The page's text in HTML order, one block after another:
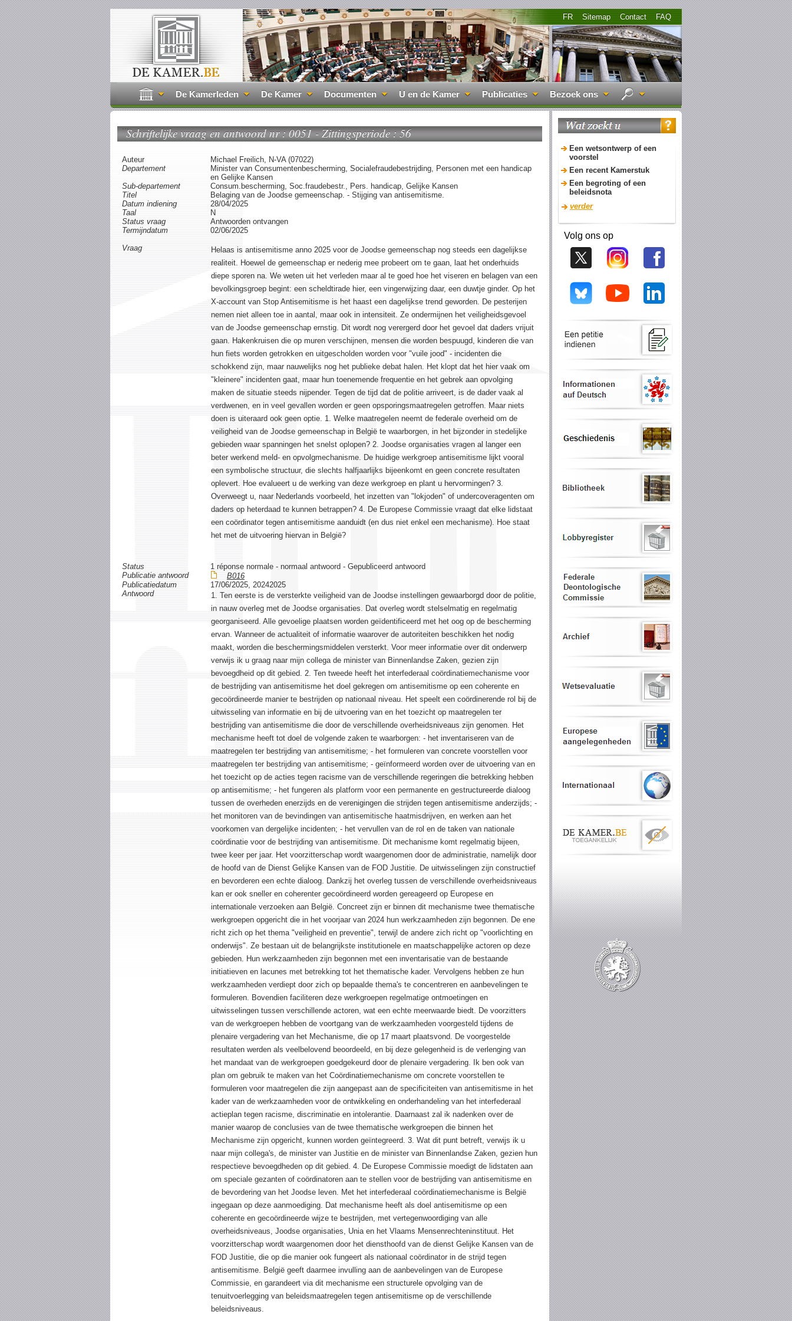
FAQ
Contact
Sitemap
FR
De Kamerleden De Kamer Documenten U en de Kamer Publicaties Bezoek ons
...Schriftelijke vraag en antwoord nr : 0051 - Zittingsperiode : 56
Auteur
Michael Freilich, N-VA (07022)
Departement
Minister van Consumentenbescherming, Socialefraudebestrijding, Personen met een handicap
en Gelijke Kansen
Sub-departement
Consum.bescherming, Soc.fraudebestr., Pers. handicap, Gelijke Kansen
Titel
Belaging van de Joodse gemeenschap. - Stijging van antisemitisme.
Datum indiening
28/04/2025
Taal
N
Status vraag
Antwoorden ontvangen
Termijndatum
02/06/2025
Vraag
Helaas is antisemitisme anno 2025 voor de Joodse gemeenschap nog steeds een dagelijkse
realiteit. Hoewel de gemeenschap er nederig mee probeert om te gaan, laat het onderhuids
diepe sporen na. We weten uit het verleden maar al te goed hoe het viseren en belagen van een
bevolkingsgroep begint: een scheldtirade hier, een vingerwijzing daar, een duwtje ginder. Op het
X-account van Stop Antisemitisme is het haast een dagelijkse trend geworden. De pesterijen
nemen niet alleen toe in aantal, maar ook in intensiteit. Ze ondermijnen het veiligheidsgevoel
van de Joodse gemeenschap ernstig. Dit wordt nog verergerd door het gevoel dat daders vrijuit
gaan. Hakenkruisen die op muren verschijnen, mensen die worden bespuugd, kinderen die van
hun fiets worden getrokken en uitgescholden worden voor "vuile jood" - incidenten die
schokkend zijn, maar nauwelijks nog het publieke debat halen. Het klopt dat het hier vaak om
"kleinere" incidenten gaat, maar hun toenemende frequentie en het gebrek aan opvolging
maken de situatie steeds nijpender. Tegen de tijd dat de politie arriveert, is de dader vaak al
verdwenen, en in veel gevallen worden er geen opsporingsmaatregelen getroffen. Maar niets
doen is uiteraard ook geen optie. 1. Welke maatregelen neemt de federale overheid om de
veiligheid van de Joodse gemeenschap in België te waarborgen, in het bijzonder in stedelijke
gebieden waar spanningen het snelst oplopen? 2. Joodse organisaties vragen al langer een
beter werkend meld- en opvolgmechanisme. De huidige werkgroep antisemitisme lijkt vooral
een symbolische structuur, die slechts halfjaarlijks bijeenkomt en geen concrete resultaten
oplevert. Hoe evalueert u de werking van deze werkgroep en plant u hervormingen? 3.
Overweegt u, naar Nederlands voorbeeld, het inzetten van "lokjoden" of undercoveragenten om
daders op heterdaad te kunnen betrappen? 4. De Europese Commissie vraagt dat elke lidstaat
een coördinator tegen antisemitisme aanduidt (en dus niet enkel een mechanisme). Hoe staat
het met de uitvoering hiervan in België?
Status
1 réponse normale - normaal antwoord - Gepubliceerd antwoord
Publicatie antwoord
B016
Publicatiedatum
17/06/2025, 20242025
Antwoord
1. Ten eerste is de versterkte veiligheid van de Joodse instellingen gewaarborgd door de politie,
in nauw overleg met de Joodse organisaties. Dat overleg wordt stelselmatig en regelmatig
georganiseerd. Alle gevoelige plaatsen worden geïdentificeerd met het oog op de bescherming
ervan. Wanneer de actualiteit of informatie waarover de autoriteiten beschikken het nodig
maakt, worden die beschermingsmiddelen versterkt. Voor meer informatie over dit onderwerp
verwijs ik u graag naar mijn collega de minister van Binnenlandse Zaken, gezien zijn
bevoegdheid op dit gebied. 2. Ten tweede heeft het interfederaal coördinatiemechanisme voor
de bestrijding van antisemitisme het doel gekregen om antisemitisme op een coherente en
gecoördineerde manier te bestrijden op nationaal niveau. Het speelt een coördinerende rol bij de
uitwisseling van informatie en bij de uitvoering van en het toezicht op maatregelen ter
bestrijding van antisemitisme die door de verschillende overheidsniveaus zijn genomen. Het
mechanisme heeft tot doel de volgende zaken te waarborgen: - het inventariseren van de
maatregelen ter bestrijding van antisemitisme; - het formuleren van concrete voorstellen voor
maatregelen ter bestrijding van antisemitisme; - geïnformeerd worden over de uitvoering van en
het toezicht op de acties tegen racisme van de verschillende regeringen die betrekking hebben
op antisemitisme; - het fungeren als platform voor een permanente en gestructureerde dialoog
tussen de overheden enerzijds en de verenigingen die strijden tegen antisemitisme anderzijds; -
het monitoren van de bevindingen van antisemitische haatmisdrijven, en werken aan het
voorkomen van dergelijke incidenten; - het vervullen van de rol en de taken van nationale
coördinatie voor de bestrijding van antisemitisme. Dit mechanisme komt regelmatig bijeen,
twee keer per jaar. Het voorzitterschap wordt waargenomen door de administratie, namelijk door
de hoofd van de Dienst Gelijke Kansen van de FOD Justitie. De uitwisselingen zijn constructief
en bevorderen een echte dialoog. Dankzij het overleg tussen de verschillende overheidsniveaus
kan er ook sneller en coherenter gecoördineerd worden gereageerd op Europese en
internationale verzoeken aan België. Concreet zijn er binnen dit mechanisme twee thematische
werkgroepen opgericht die in het voorjaar van 2024 hun werkzaamheden zijn begonnen. De ene
richt zich op het thema "veiligheid en preventie", terwijl de andere zich richt op "voorlichting en
onderwijs". Ze bestaan uit de belangrijkste institutionele en maatschappelijke actoren op deze
gebieden. Hun werkzaamheden zijn begonnen met een inventarisatie van de bestaande
initiatieven en lacunes met betrekking tot het thematische kader. Vervolgens hebben ze hun
werkzaamheden verdiept door zich op bepaalde thema's te concentreren en aanbevelingen te
formuleren. Bovendien faciliteren deze werkgroepen regelmatige ontmoetingen en
uitwisselingen tussen verschillende actoren, wat een echte meerwaarde biedt. De voorzitters
van de werkgroepen hebben de voortgang van de werkzaamheden voorgesteld tijdens de
plenaire vergadering van het Mechanisme, die op 17 maart plaatsvond. De voorgestelde
resultaten werden als veelbelovend beoordeeld, en bij deze gelegenheid is de verlenging van
het mandaat van de werkgroepen goedgekeurd door de plenaire vergadering. Ik ben ook van
plan om gebruik te maken van het Coördinatiemechanisme om concrete voorstellen te
formuleren voor maatregelen die zijn aangepast aan de specificiteiten van antisemitisme in het
kader van de werkzaamheden voor de ontwikkeling en onderhandeling van het interfederaal
actieplan tegen racisme, discriminatie en intolerantie. Daarnaast zal ik nadenken over de
manier waarop de conclusies van de twee thematische werkgroepen die binnen het
Mechanisme zijn opgericht, kunnen worden geïntegreerd. 3. Wat dit punt betreft, verwijs ik u
naar mijn collega's, de minister van Justitie en de minister van Binnenlandse Zaken, gezien hun
respectieve bevoegdheden op dit gebied. 4. De Europese Commissie moedigt de lidstaten aan
om speciale gezanten of coördinatoren aan te stellen voor de bestrijding van antisemitisme en
de bevordering van het Joodse leven. Met het interfederaal coördinatiemechanisme is België
ingegaan op deze aanmoediging. Dat mechanisme heeft als doel antisemitisme op een
coherente en gecoördineerde wijze te bestrijden, met vertegenwoordiging van alle
overheidsniveaus, Joodse organisaties, Unia en het Vlaams Mensenrechteninstituut. Het
voorzitterschap wordt waargenomen door het diensthoofd van de dienst Gelijke Kansen van de
FOD Justitie, die op die manier ook fungeert als nationaal coördinator in de strijd tegen
antisemitisme. België geeft daarmee invulling aan de aanbevelingen van de Europese
Commissie, en garandeert via dit mechanisme een structurele opvolging van de
tenuitvoerlegging van beleidsmaatregelen tegen antisemitisme op de verschillende
beleidsniveaus.
Een wetsontwerp of een
voorstel
Een recent Kamerstuk
Een begroting of een
beleidsnota
verder
Volg ons op